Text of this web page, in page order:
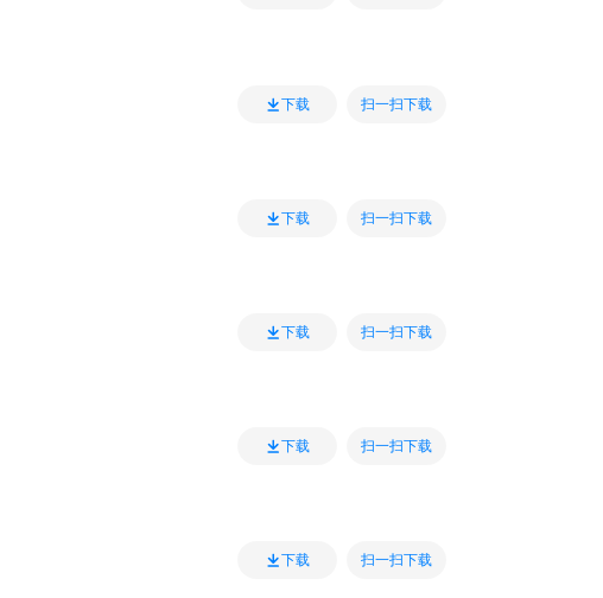
下载 扫一扫下载
下载 扫一扫下载
下载 扫一扫下载
下载 扫一扫下载
下载 扫一扫下载